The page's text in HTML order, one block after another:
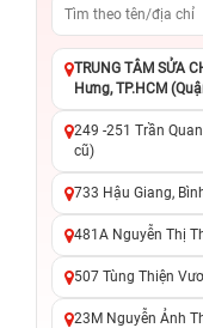
TRUNG TÂM SỬA
Hưng, TP.HCM
249 -251 Trần
cũ)
733 Hậu Giang,
481A Nguyễn Thị
507 Tùng Thiện
23M Nguyễn Ảnh